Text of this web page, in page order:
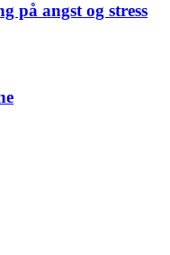
på angst og stress